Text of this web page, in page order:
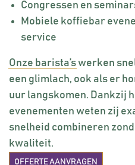
Congressen en
Mobiele koffiebar
service
Onze barista’swerken
een glimlach, ook als er
uur langskomen. Dankzij
evenementen weten zij
snelheid combineren
kwaliteit.
OFFERTE AANVRAGEN